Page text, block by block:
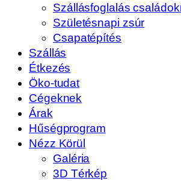
Szállásfoglalás
Születésnapi zsúr
Csapatépítés
Szállás
Étkezés
Öko-tudat
Cégeknek
Árak
Hűségprogram
Nézz Körül
Galéria
3D Térkép